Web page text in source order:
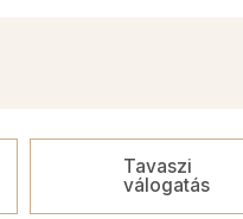
Tavaszi
válogatás